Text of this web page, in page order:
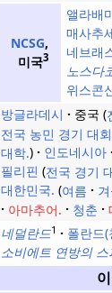
NCSG,
미국3
앨라배
매사추
네브래
노스다
위스콘
방글라데시 중국
전국 농민 경기 대회
대학.
인도네시아
필리핀 전국 경기
대한민국. 여름
아마추어.
청춘
네덜란드1 폴란드(
소비에트 연방의